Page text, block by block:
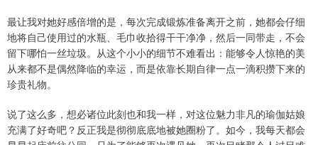
最让我对她好感倍增的是，每次完成锻炼准备离开之前，她都会仔细
地将自己使用过的水瓶、毛巾收拾得干干净净，然后一同带走，不会
留下哪怕一丝垃圾。从这个小小的细节不难看出：能够令人惊艳的美
从来都不是偶然降临的幸运，而是依靠长期自律一点一滴积攒下来的
珍贵礼物。
说了这么多，想必诸位此刻也和我一样，对这位魅力非凡的瑜伽姑娘
充满了好奇吧？反正我是彻彻底底地被她圈粉了。如今，我每天都会